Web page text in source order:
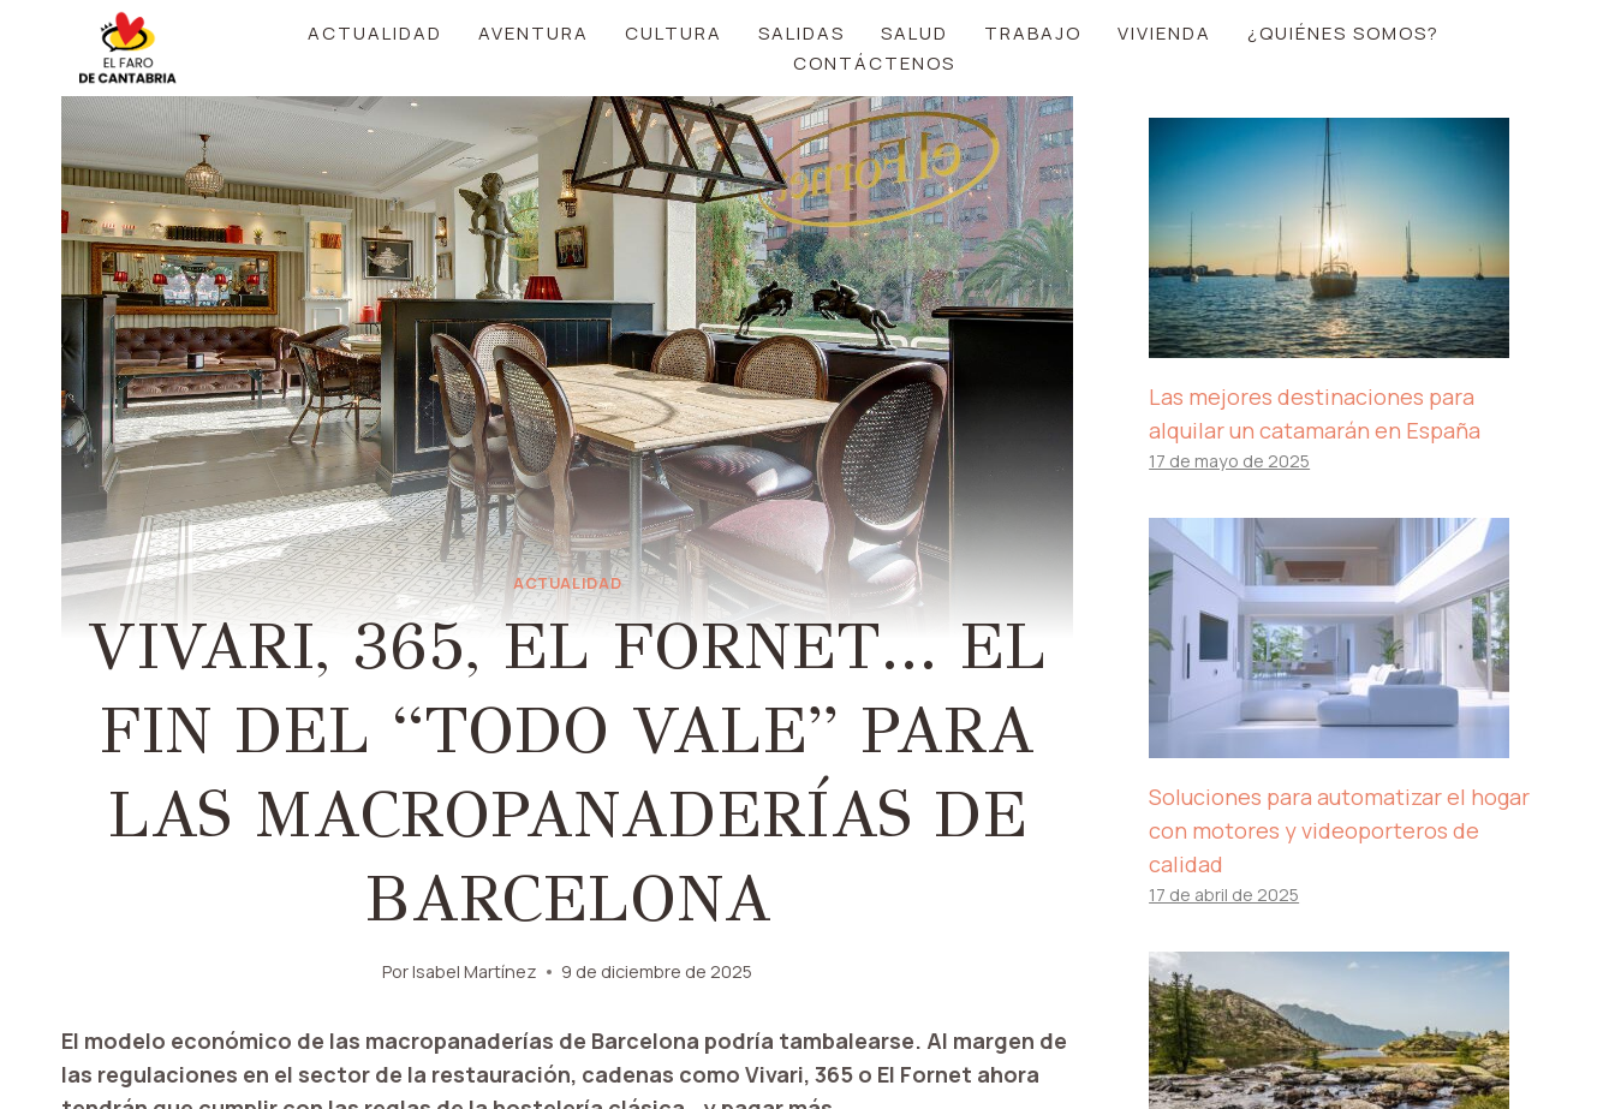
contenido
ACTUALIDAD AVENTURA CULTURA SALIDAS SALUD TRABAJO VIVIENDA
¿QUIÉNES SOMOS?
CONTÁCTENOS
ACTUALIDAD
VIVARI, 365, EL FORNET… EL
FIN DEL “TODO VALE” PARA
LAS MACROPANADERÍAS DE
BARCELONA
PorIsabel Martínez 9 de diciembre de 2025
El modelo económico de las macropanaderías de Barcelona podría tambalearse. Al margen de
las regulaciones en el sector de la restauración, cadenas como Vivari, 365 o El Fornet ahora
Las mejores destinaciones para
alquilar un catamarán en España
17 de mayo de 2025
Soluciones para automatizar el hogar
con motores y videoporteros de
calidad
17 de abril de 2025